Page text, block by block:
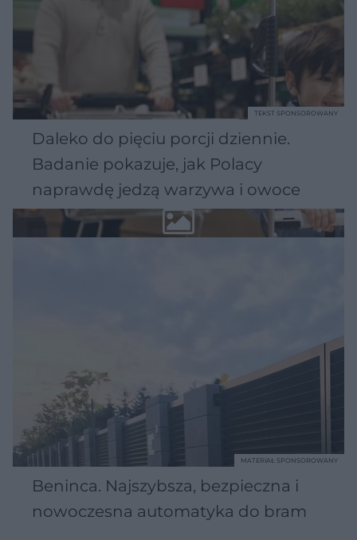
Daleko do pięciu porcji dziennie.
Badanie pokazuje, jak Polacy
naprawdę jedzą warzywa i owoce
TEKST SPONSOROWANY
Beninca. Najszybsza, bezpieczna i
nowoczesna automatyka do bram
MATERIAŁ SPONSOROWANY